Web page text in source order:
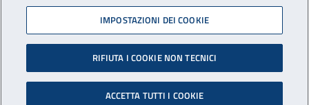
"Non dirmi che non posso
farlo”, online la Bella Storia
di Roberto
IMPOSTAZIONI DEI COOKIE
RIFIUTA I COOKIE NON TECNICI
ACCETTA TUTTI I COOKIE